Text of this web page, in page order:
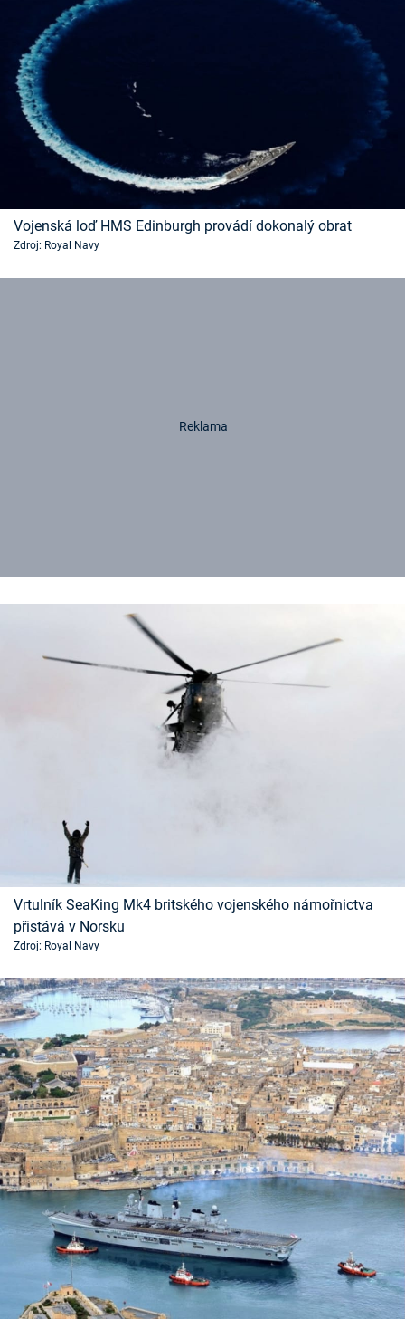
Vojenská loď HMS Edinburgh provádí dokonalý obrat
Zdroj: Royal Navy
Vrtulník SeaKing Mk4 britského vojenského námořnictva
přistává v Norsku
Zdroj: Royal Navy